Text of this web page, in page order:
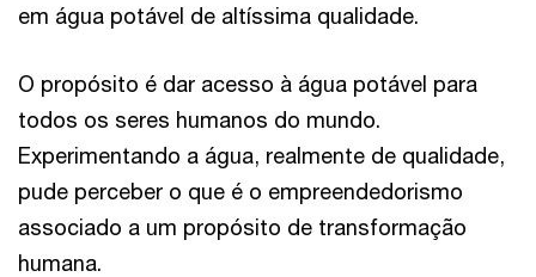
em água potável de altíssima qualidade.
O propósito é dar acesso à água potável para
todos os seres humanos do mundo.
Experimentando a água, realmente de qualidade,
pude perceber o que é o empreendedorismo
associado a um propósito de transformação
humana.